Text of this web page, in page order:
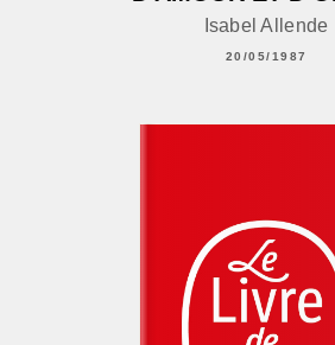
Isabel Allende
20/05/1987